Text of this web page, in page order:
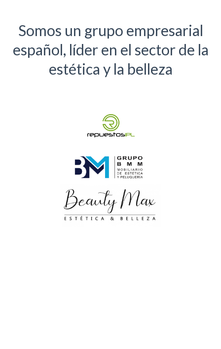
Somos un grupo empresarial
español, líder en el sector de la
estética y la belleza